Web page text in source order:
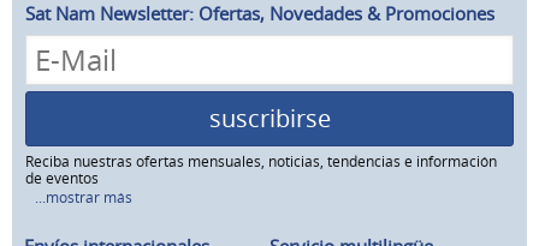
Sat Nam Newsletter: Ofertas, Novedades & Promociones
suscribirse
Reciba nuestras ofertas mensuales, noticias, tendencias e información
de eventos
...mostrar más